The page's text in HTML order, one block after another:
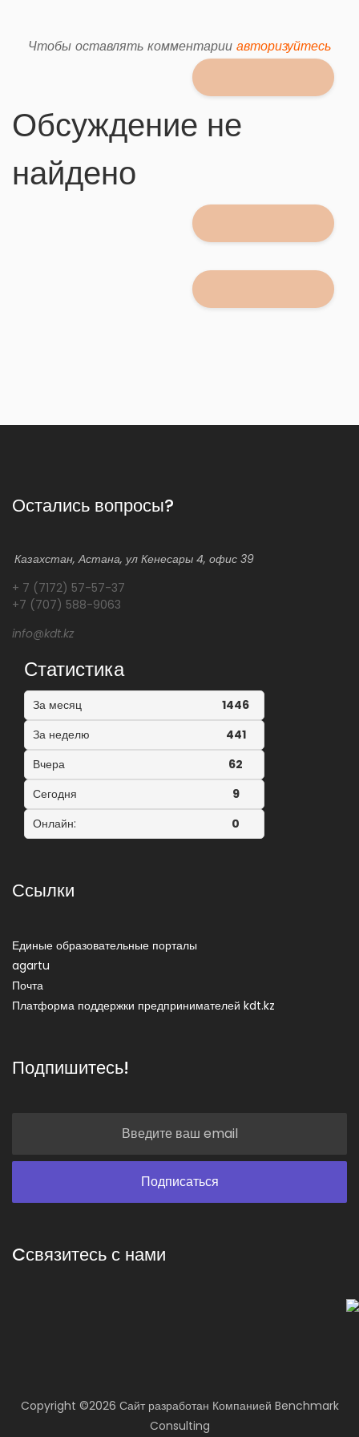
Чтобы оставлять комментарии авторизуйтесь
Обсуждение не
найдено
Остались вопросы?
Казахстан, Астана, ул Кенесары 4, офис 39
+ 7 (7172) 57-57-37
+7 (707) 588-9063
info@kdt.kz
Статистика
За месяц
1446
За неделю
441
Вчера
62
Сегодня
9
Онлайн:
0
Ссылки
Единые образовательные порталы
agartu
Почта
Платформа поддержки предпринимателей kdt.kz
Подпишитесь!
Cсвязитесь с нами
Copyright ©2026 Сайт разработан Компанией Benchmark
Consulting